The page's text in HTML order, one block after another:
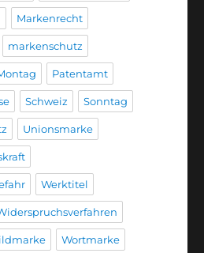
Markenrecht
markenschutz
Patentamt
Schweiz Sonntag
Unionsmarke
Werktitel
Wortmarke